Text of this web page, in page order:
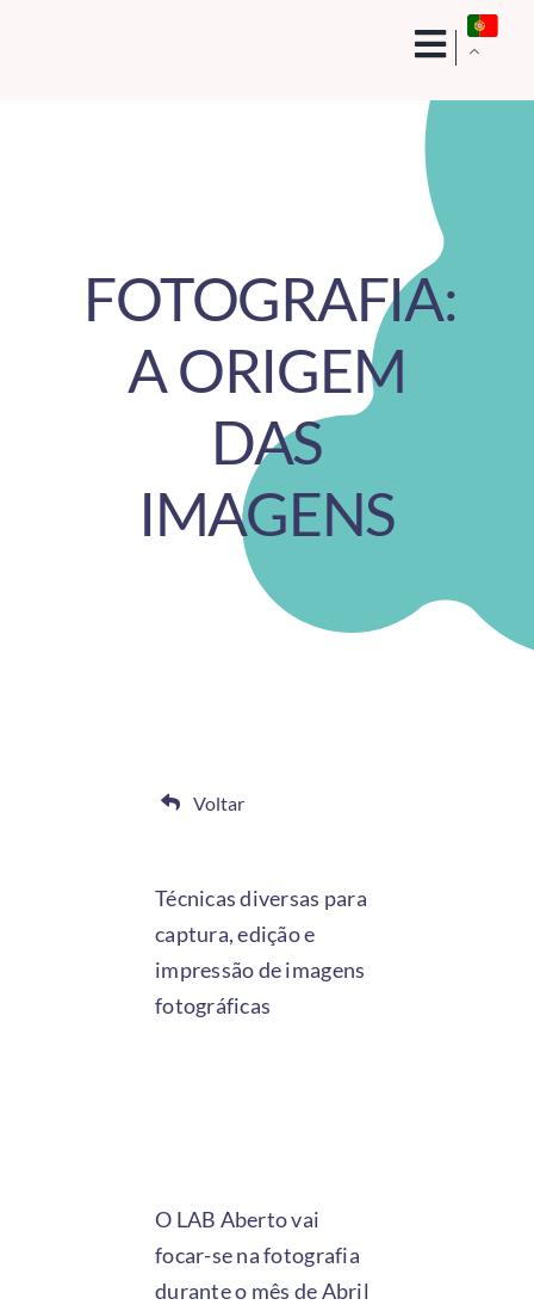
FOTOGRAFIA:
A ORIGEM
DAS
IMAGENS
Voltar
Técnicas diversas para
captura, edição e
impressão de imagens
fotográficas
O LAB Aberto vai
focar-se na fotografia
durante o mês de Abril